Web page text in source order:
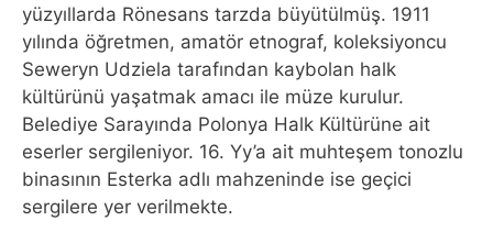
yüzyıllarda Rönesans tarzda büyütülmüş. 1911
yılında öğretmen, amatör etnograf, koleksiyoncu
Seweryn Udziela tarafından kaybolan halk
kültürünü yaşatmak amacı ile müze kurulur.
Belediye Sarayında Polonya Halk Kültürüne ait
eserler sergileniyor. 16. Yy’a ait muhteşem tonozlu
binasının Esterka adlı mahzeninde ise geçici
sergilere yer verilmekte.